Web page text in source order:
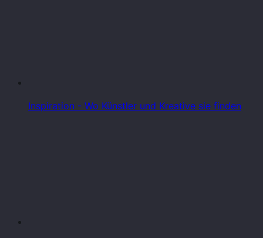
Inspiration - Wo Künstler und Kreative sie finden